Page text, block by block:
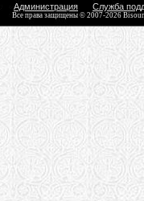
Администрация Служба
Все права защищены © 2007-2026